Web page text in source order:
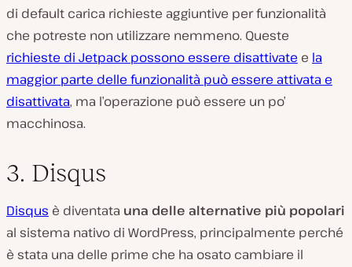
di default carica richieste aggiuntive per funzionalità
che potreste non utilizzare nemmeno. Queste
richieste di Jetpack possono essere disattivate e la
maggior parte delle funzionalità può essere attivata e
disattivata, ma l’operazione può essere un po’
macchinosa.
3. Disqus
Disqus è diventata una delle alternative più popolari
al sistema nativo di WordPress, principalmente perché
è stata una delle prime che ha osato cambiare il